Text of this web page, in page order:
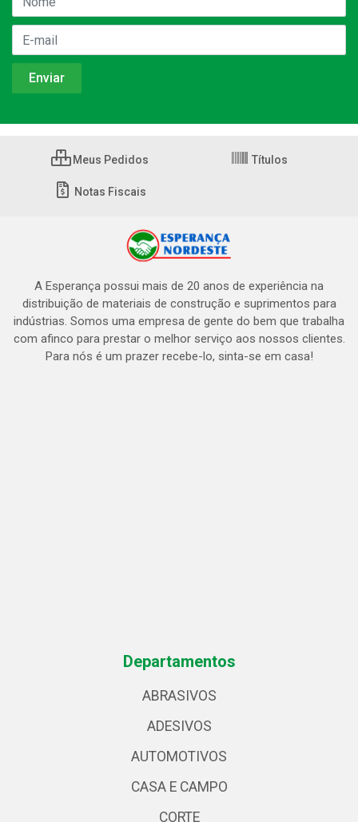
Meus Pedidos Títulos
Notas Fiscais
A Esperança possui mais de 20 anos de experiência na
distribuição de materiais de construção e suprimentos para
indústrias. Somos uma empresa de gente do bem que trabalha
com afinco para prestar o melhor serviço aos nossos clientes.
Para nós é um prazer recebe-lo, sinta-se em casa!
Departamentos
ABRASIVOS
ADESIVOS
AUTOMOTIVOS
CASA E CAMPO
CORTE